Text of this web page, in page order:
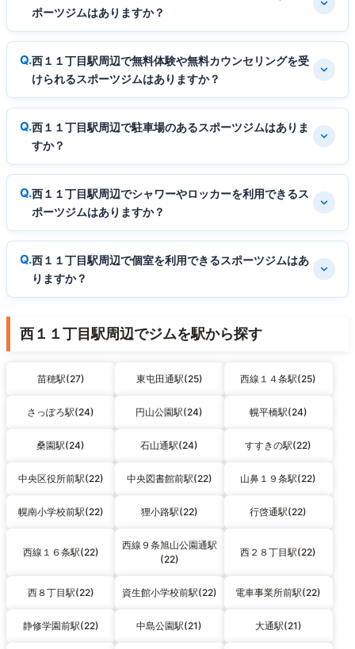
ポーツジムはありますか？
西１１丁目駅周辺で無料体験や無料カウンセリングを受
けられるスポーツジムはありますか？
西１１丁目駅周辺で駐車場のあるスポーツジムはありま
すか？
西１１丁目駅周辺でシャワーやロッカーを利用できるス
ポーツジムはありますか？
西１１丁目駅周辺で個室を利用できるスポーツジムはあ
りますか？
西１１丁目駅周辺でジムを駅から探す
苗穂駅(27) 東屯田通駅(25) 西線１４条駅(25)
さっぽろ駅(24) 円山公園駅(24) 幌平橋駅(24)
桑園駅(24) 石山通駅(24) すすきの駅(22)
中央区役所前駅(22) 中央図書館前駅(22) 山鼻１９条駅(22)
幌南小学校前駅(22) 狸小路駅(22) 行啓通駅(22)
西線１６条駅(22)
西線９条旭山公園通駅
(22)
西２８丁目駅(22)
西８丁目駅(22) 資生館小学校前駅(22) 電車事業所前駅(22)
静修学園前駅(22) 中島公園駅(21) 大通駅(21)